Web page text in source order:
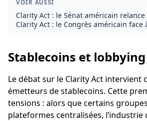
VOIR AUSSI
Clarity Act : le Sénat américain
Clarity Act : le Congrès américain
Stablecoins et
Le débat sur le Clarity Act intervient
émetteurs de stablecoins. Cette
tensions : alors que certains
plateformes centralisées,